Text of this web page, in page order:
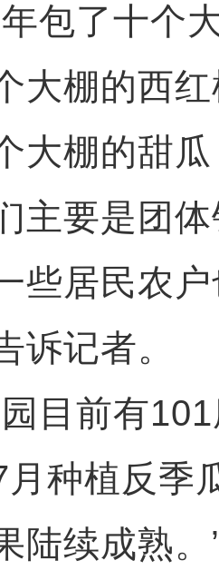
了十个大
大棚的西
大棚的甜
主要是团
些居民农
诉记者。
前有101
月种植反季
陆续成熟